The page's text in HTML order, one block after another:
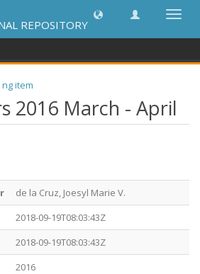
I-
ang
REPOSITORY
item
2016 March - April
de la Cruz, Joesyl Marie V.
2018-09-19T08:03:43Z
2018-09-19T08:03:43Z
2016